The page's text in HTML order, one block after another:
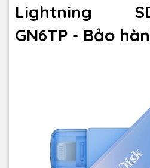
Lightning
GN6TP - Bảo